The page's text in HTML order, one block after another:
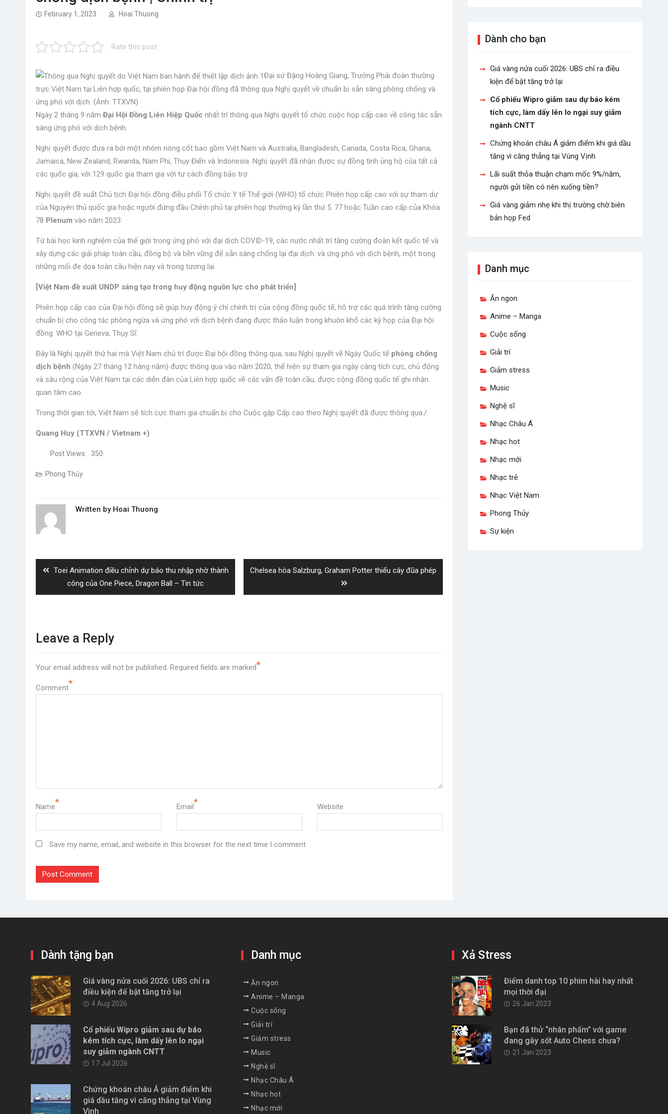
February 1, 2023 Hoai Thuong
Rate this post
Đại sứ Đặng Hoàng Giang, Trưởng Phái đoàn thường
trực Việt Nam tại Liên hợp quốc, tại phiên họp Đại hội đồng đã thông qua Nghị quyết về chuẩn bị sẵn sàng phòng chống và
ứng phó với dịch. (Ảnh: TTXVN)
Ngày 2 tháng 9 năm Đại Hội Đồng Liên Hiệp Quốc nhất trí thông qua Nghị quyết tổ chức cuộc họp cấp cao về công tác sẵn
sàng ứng phó với dịch bệnh.
Nghị quyết được đưa ra bởi một nhóm nòng cốt bao gồm Việt Nam và Australia, Bangladesh, Canada, Costa Rica, Ghana,
Jamaica, New Zealand, Rwanda, Nam Phi, Thụy Điển và Indonesia. Nghị quyết đã nhận được sự đồng tình ủng hộ của tất cả
các quốc gia, với 129 quốc gia tham gia với tư cách đồng bảo trợ.
Nghị quyết đề xuất Chủ tịch Đại hội đồng điều phối Tổ chức Y tế Thế giới (WHO) tổ chức Phiên họp cấp cao với sự tham dự
của Nguyên thủ quốc gia hoặc người đứng đầu Chính phủ tại phiên họp thường kỳ lần thứ 5. 77 hoặc Tuần cao cấp của Khóa
78 Plenum vào năm 2023.
Từ bài học kinh nghiệm của thế giới trong ứng phó với đại dịch COVID-19, các nước nhất trí tăng cường đoàn kết quốc tế và
xây dựng các giải pháp toàn cầu, đồng bộ và bền vững để sẵn sàng chống lại đại dịch. và ứng phó với dịch bệnh, một trong
những mối đe dọa toàn cầu hiện nay và trong tương lai.
[Việt Nam đề xuất UNDP sáng tạo trong huy động nguồn lực cho phát triển]
Phiên họp cấp cao của Đại hội đồng sẽ giúp huy động ý chí chính trị của cộng đồng quốc tế, hỗ trợ các quá trình tăng cường
chuẩn bị cho công tác phòng ngừa và ứng phó với dịch bệnh đang được thảo luận trong khuôn khổ các kỳ họp của Đại hội
đồng. WHO tại Geneva, Thụy Sĩ.
Đây là Nghị quyết thứ hai mà Việt Nam chủ trì được Đại hội đồng thông qua, sau Nghị quyết về Ngày Quốc tế phòng chống
dịch bệnh (Ngày 27 tháng 12 hàng năm) được thông qua vào năm 2020, thể hiện sự tham gia ngày càng tích cực, chủ động
và sâu rộng của Việt Nam tại các diễn đàn của Liên hợp quốc về các vấn đề toàn cầu, được cộng đồng quốc tế ghi nhận.
quan tâm cao.
Trong thời gian tới, Việt Nam sẽ tích cực tham gia chuẩn bị cho Cuộc gặp Cấp cao theo Nghị quyết đã được thông qua./.
Quang Huy (TTXVN / Vietnam +)
Post Views: 350
Phong Thủy
Written by Hoai Thuong
Previous
post:
Toei Animation điều chỉnh dự báo thu nhập nhờ thành
công của One Piece, Dragon Ball – Tin tức
Next
Chelsea hòa Salzburg, Graham Potter thiếu cây đũa phép
Leave a Reply
Your email address will not be published. Required fields are marked*
Comment*
Name* Email* Website
Save my name, email, and website in this browser for the next time I comment.
Dành cho bạn
Giá vàng nửa cuối 2026: UBS chỉ ra điều
kiện để bật tăng trở lại
Cổ phiếu Wipro giảm sau dự báo kém
tích cực, làm dấy lên lo ngại suy giảm
ngành CNTT
Chứng khoán châu Á giảm điểm khi giá dầu
tăng vì căng thẳng tại Vùng Vịnh
Lãi suất thỏa thuận chạm mốc 9%/năm,
người gửi tiền có nên xuống tiền?
Giá vàng giảm nhẹ khi thị trường chờ biên
bản họp Fed
Danh mục
Ăn ngon
Anime – Manga
Cuộc sống
Giải trí
Giảm stress
Music
Nghệ sĩ
Nhạc Châu Á
Nhạc hot
Nhạc mới
Nhạc trẻ
Nhạc Việt Nam
Phong Thủy
Sự kiện
Dành tặng bạn
Giá vàng nửa cuối 2026: UBS chỉ ra
điều kiện để bật tăng trở lại
4 Aug 2026
Cổ phiếu Wipro giảm sau dự báo
kém tích cực, làm dấy lên lo ngại
suy giảm ngành CNTT
17 Jul 2026
Chứng khoán châu Á giảm điểm khi
giá dầu tăng vì căng thẳng tại Vùng
Vịnh
Danh mục
Ăn ngon
Anime – Manga
Cuộc sống
Giải trí
Giảm stress
Music
Nghệ sĩ
Nhạc Châu Á
Nhạc hot
Nhạc mới
Xả Stress
Điểm danh top 10 phim hài hay nhất
mọi thời đại
26 Jan 2023
Bạn đã thử “nhân phẩm” với game
đang gây sốt Auto Chess chưa?
21 Jan 2023